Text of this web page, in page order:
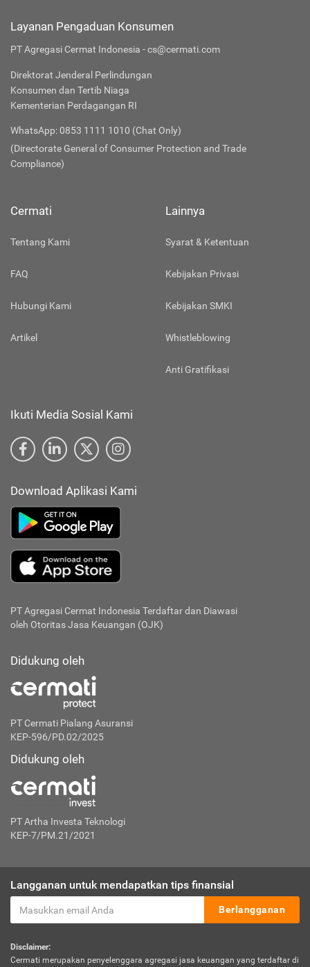
Layanan Pengaduan Konsumen
PT Agregasi Cermat Indonesia - cs@cermati.com
Direktorat Jenderal Perlindungan
Konsumen dan Tertib Niaga
Kementerian Perdagangan RI
WhatsApp: 0853 1111 1010 (Chat Only)
(Directorate General of Consumer Protection and Trade
Compliance)
Cermati
Tentang Kami
FAQ
Hubungi Kami
Artikel
Lainnya
Syarat & Ketentuan
Kebijakan Privasi
Kebijakan SMKI
Whistleblowing
Anti Gratifikasi
Ikuti Media Sosial Kami
Download Aplikasi Kami
PT Agregasi Cermat Indonesia Terdaftar dan Diawasi
oleh Otoritas Jasa Keuangan (OJK)
Didukung oleh
PT Cermati Pialang Asuransi
KEP-596/PD.02/2025
Didukung oleh
PT Artha Investa Teknologi
KEP-7/PM.21/2021
Langganan untuk mendapatkan tips finansial
Berlangganan
Disclaimer:
Cermati merupakan penyelenggara agregasi jasa keuangan yang terdaftar di